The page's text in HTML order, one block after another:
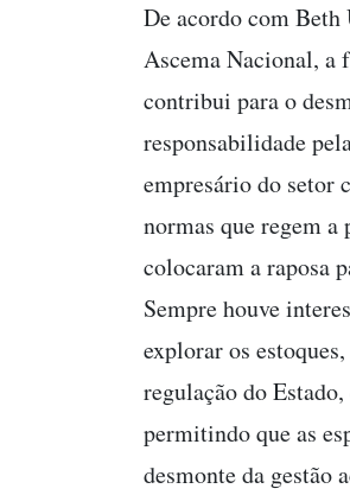
De acordo com Beth
Ascema Nacional, a
contribui para o
responsabilidade
empresário do setor
normas que regem a
colocaram a raposa
Sempre houve
explorar os
regulação do
permitindo que as
desmonte da gestão